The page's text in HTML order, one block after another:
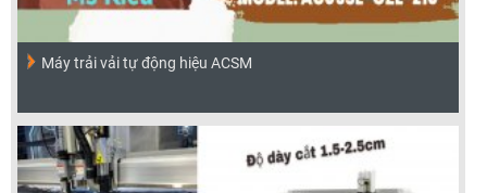
Máy trải vải tự động hiệu ACSM